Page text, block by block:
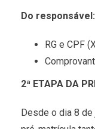
Do responsável:
RG e CPF
2ª ETAPA DA
Desde o dia 8